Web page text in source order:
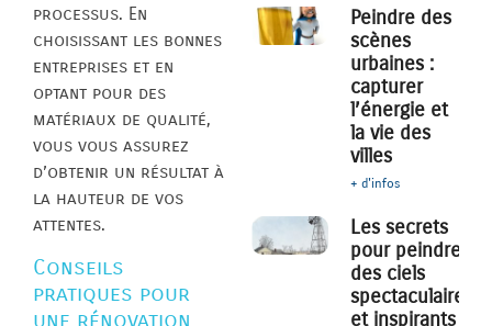
processus. En
choisissant les bonnes
entreprises et en
optant pour des
matériaux de qualité,
vous vous assurez
d’obtenir un résultat à
la hauteur de vos
attentes.
Conseils
pratiques pour
une rénovation
Peindre des
scènes
urbaines :
capturer
l’énergie et
la vie des
villes
+ d'infos
Les secrets
pour peindre
des ciels
spectaculaires
et inspirants